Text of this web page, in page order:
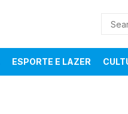
ESPORTE E LAZER